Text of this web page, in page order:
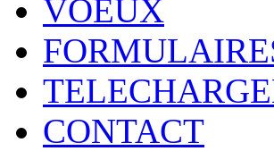
VOEUX
CONTACT